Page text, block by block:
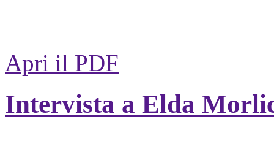
Apri il PDF
Intervista a Elda